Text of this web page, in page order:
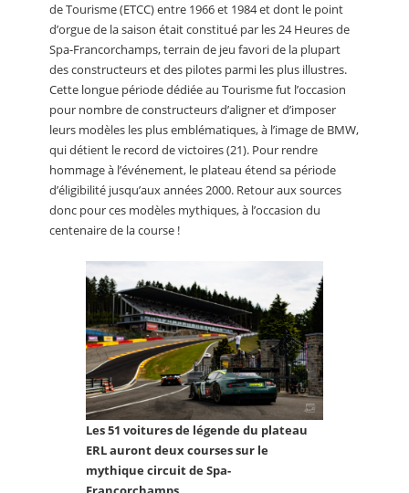
de Tourisme (ETCC) entre 1966 et 1984 et dont le point
d’orgue de la saison était constitué par les 24 Heures de
Spa-Francorchamps, terrain de jeu favori de la plupart
des constructeurs et des pilotes parmi les plus illustres.
Cette longue période dédiée au Tourisme fut l’occasion
pour nombre de constructeurs d’aligner et d’imposer
leurs modèles les plus emblématiques, à l’image de BMW,
qui détient le record de victoires (21). Pour rendre
hommage à l’événement, le plateau étend sa période
d’éligibilité jusqu’aux années 2000. Retour aux sources
donc pour ces modèles mythiques, à l’occasion du
centenaire de la course !
Les 51 voitures de légende du plateau
ERL auront deux courses sur le
mythique circuit de Spa-